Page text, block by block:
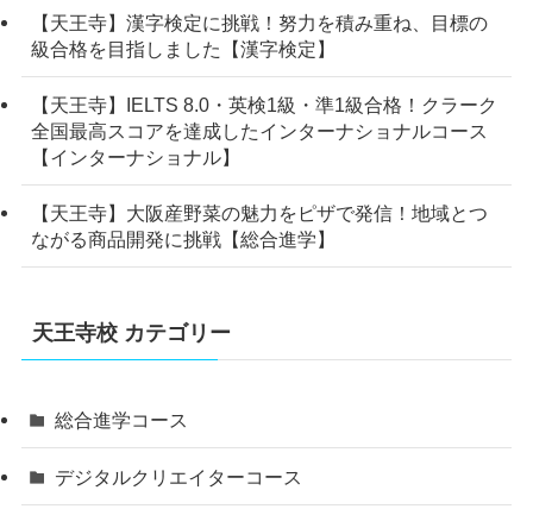
【天王寺】漢字検定に挑戦！努力を積み重ね、目標の
級合格を目指しました【漢字検定】
【天王寺】IELTS 8.0・英検1級・準1級合格！クラーク
全国最高スコアを達成したインターナショナルコース
【インターナショナル】
【天王寺】大阪産野菜の魅力をピザで発信！地域とつ
ながる商品開発に挑戦【総合進学】
天王寺校 カテゴリー
総合進学コース
デジタルクリエイターコース